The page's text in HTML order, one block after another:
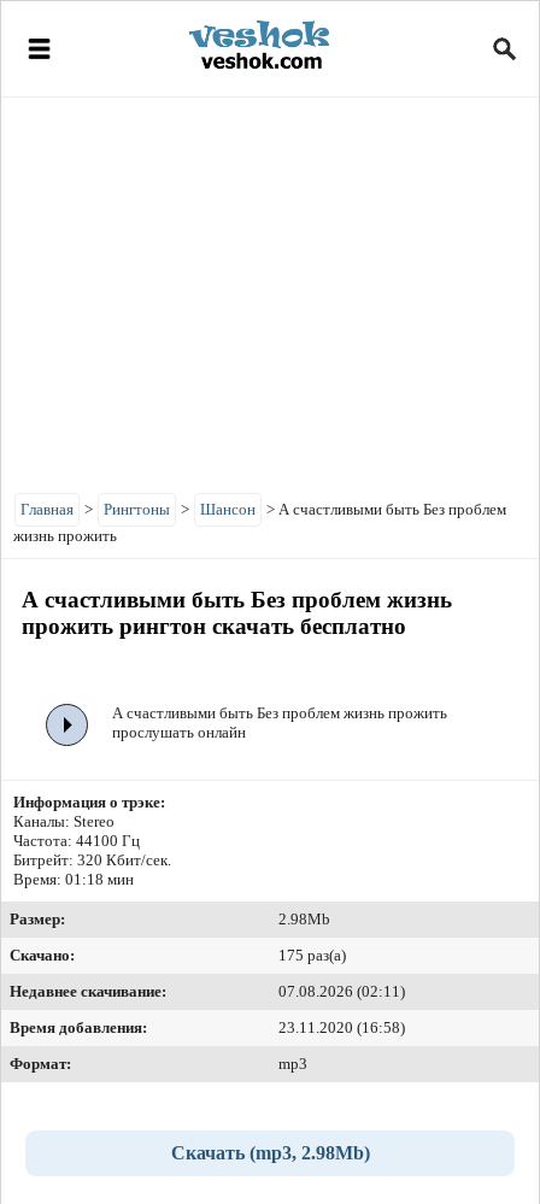
Главная > Рингтоны > Шансон > А счастливыми быть Без проблем
жизнь прожить
А счастливыми быть Без проблем жизнь
прожить рингтон скачать бесплатно
А счастливыми быть Без проблем жизнь прожить
прослушать онлайн
Информация о трэке:
Каналы: Stereo
Частота: 44100 Гц
Битрейт: 320 Кбит/сек.
Время: 01:18 мин
Размер:
2.98Mb
Скачано:
175 раз(а)
Недавнее скачивание:
07.08.2026 (02:11)
Время добавления:
23.11.2020 (16:58)
Формат:
mp3
Скачать (mp3, 2.98Mb)